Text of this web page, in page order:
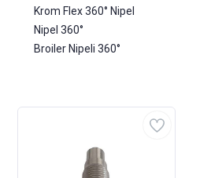
Krom Flex 360° Nipel
Nipel 360°
Broiler Nipeli 360°